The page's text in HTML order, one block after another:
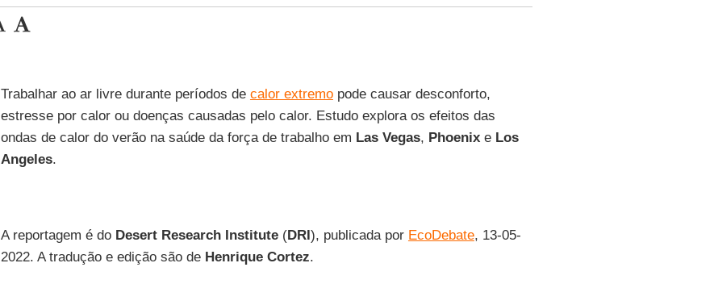
Trabalhar ao ar livre durante períodos de calor extremopode causar desconforto,
estresse por calor ou doenças causadas pelo calor. Estudo explora os efeitos das
ondas de calor do verão na saúde da força de trabalho em Las Vegas, Phoenixe Los
Angeles.
A reportagem é do Desert Research Institute(DRI), publicada por EcoDebate, 13-05-
2022. A tradução e edição são de Henrique Cortez.